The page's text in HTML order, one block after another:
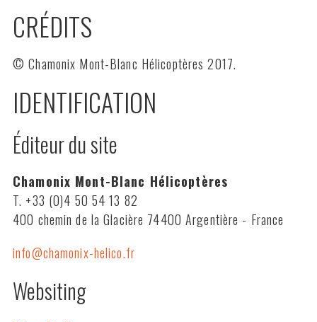
CRÉDITS
© Chamonix Mont-Blanc Hélicoptères 2017.
IDENTIFICATION
Éditeur du site
Chamonix Mont-Blanc Hélicoptères
T. +33 (0)4 50 54 13 82
400 chemin de la Glacière 74400 Argentière - France
info@chamonix-helico.fr
Websiting